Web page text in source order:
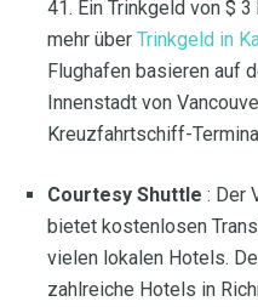
41. Ein Trinkgeld von $
mehr über Trinkgeld in
Flughafen basieren auf
Innenstadt von
Kreuzfahrtschiff-
Courtesy Shuttle : Der
bietet kostenlosen
vielen lokalen Hotels.
zahlreiche Hotels in